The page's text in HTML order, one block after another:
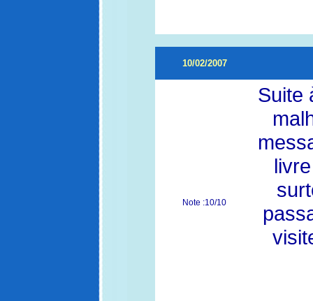
10/02/2007
Note :10/10
Suite